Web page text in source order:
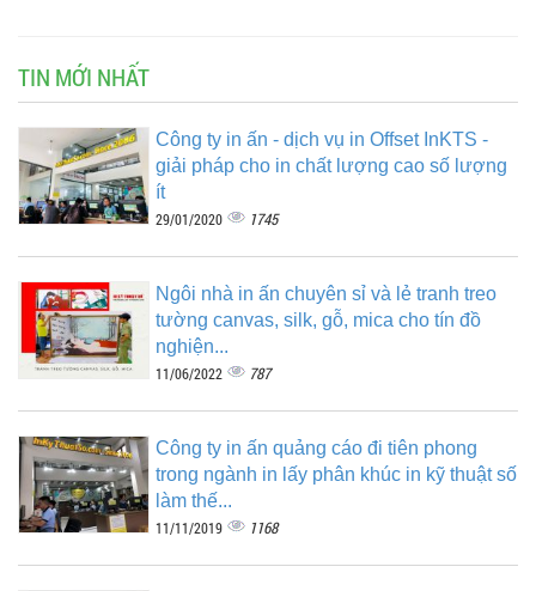
TIN MỚI NHẤT
Công ty in ấn - dịch vụ in Offset InKTS -
giải pháp cho in chất lượng cao số lượng
ít
29/01/2020 1745
Ngôi nhà in ấn chuyên sỉ và lẻ tranh treo
tường canvas, silk, gỗ, mica cho tín đồ
nghiện...
11/06/2022 787
Công ty in ấn quảng cáo đi tiên phong
trong ngành in lấy phân khúc in kỹ thuật số
làm thế...
11/11/2019 1168